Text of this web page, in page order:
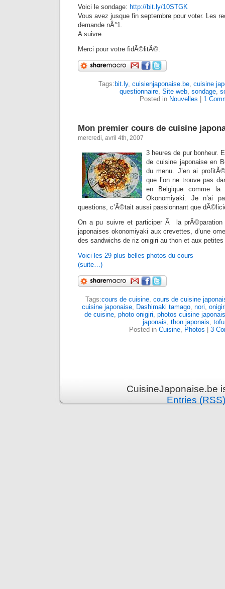
Voici le sondage: http://bit.ly/10STGK
Vous avez jusque fin septembre pour voter. Les
demande nÂ°1.
A suivre.
Merci pour votre fidÃ©litÃ©.
Tags:bit.ly, cuisienjaponaise.be cuisine
questionnaire, Site web, sondage,
Posted in Nouvelles | 1
Mon premier cours de cuisine
mercredi, avril 4th, 2007
3 heures de pur bonheur.
de cuisine japonaise en
du menu. J’en ai
que l’on ne trouve pas
en Belgique comme la
Okonomiyaki. Je n’ai
questions, c’Ã©tait aussi passionnant que
On a pu suivre et participer Ã la prÃ©paration
japonaises okonomiyaki aux crevettes, d’une
des sandwichs de riz onigiri au thon et aux
Voici les 29 plus belles photos du cours
(suite…)
Tags:cours de cuisine cours de cuisine
cuisine japonaise Dashimaki tamago nori
de cuisine photo onigiri photos cuisine
japonais thon japonais
Posted in Cuisine, Photos | 3
CuisineJaponaise.be
Entries (RSS)